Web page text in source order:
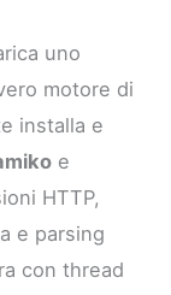
uno
motore di
installa e
e
HTTP,
e parsing
con thread